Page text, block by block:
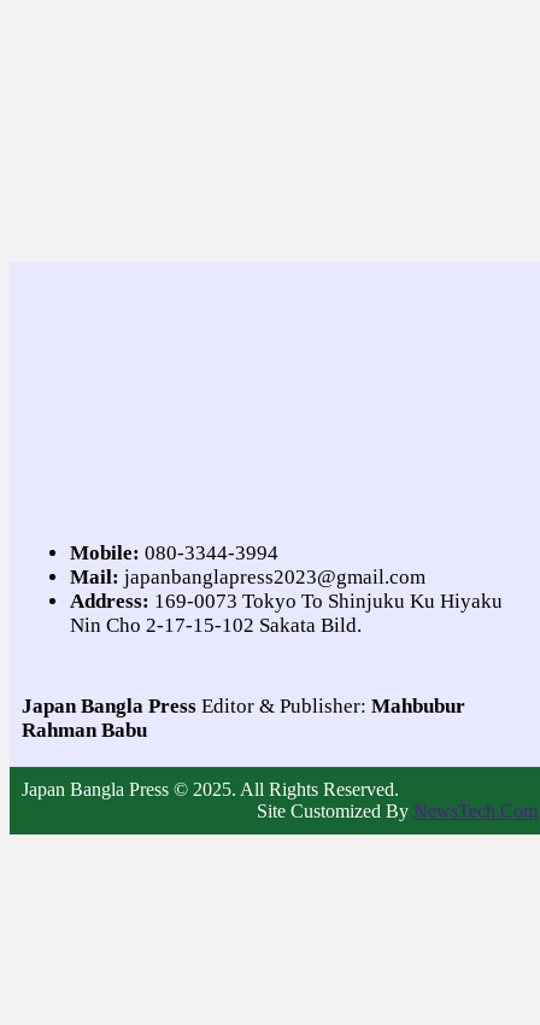
Mobile: 080-3344-3994
Mail: japanbanglapress2023@gmail.com
Address: 169-0073 Tokyo To Shinjuku Ku Hiyaku
Nin Cho 2-17-15-102 Sakata Bild.
Japan Bangla Press Editor & Publisher: Mahbubur
Rahman Babu
Japan Bangla Press © 2025. All Rights Reserved.
Site Customized By NewsTech.Com